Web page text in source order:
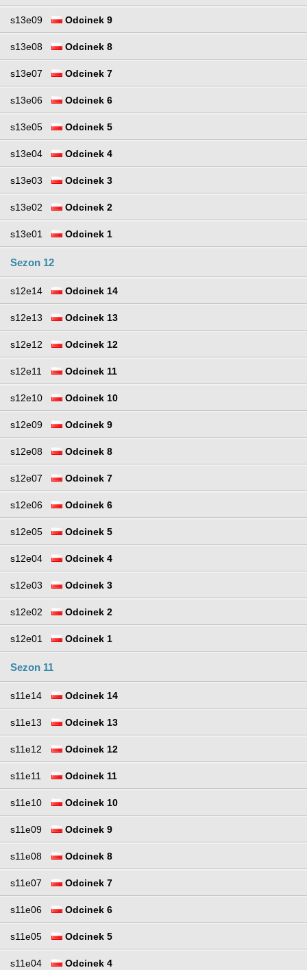
s13e09 Odcinek 9
s13e08 Odcinek 8
s13e07 Odcinek 7
s13e06 Odcinek 6
s13e05 Odcinek 5
s13e04 Odcinek 4
s13e03 Odcinek 3
s13e02 Odcinek 2
s13e01 Odcinek 1
Sezon 12
s12e14 Odcinek 14
s12e13 Odcinek 13
s12e12 Odcinek 12
s12e11 Odcinek 11
s12e10 Odcinek 10
s12e09 Odcinek 9
s12e08 Odcinek 8
s12e07 Odcinek 7
s12e06 Odcinek 6
s12e05 Odcinek 5
s12e04 Odcinek 4
s12e03 Odcinek 3
s12e02 Odcinek 2
s12e01 Odcinek 1
Sezon 11
s11e14 Odcinek 14
s11e13 Odcinek 13
s11e12 Odcinek 12
s11e11 Odcinek 11
s11e10 Odcinek 10
s11e09 Odcinek 9
s11e08 Odcinek 8
s11e07 Odcinek 7
s11e06 Odcinek 6
s11e05 Odcinek 5
s11e04 Odcinek 4